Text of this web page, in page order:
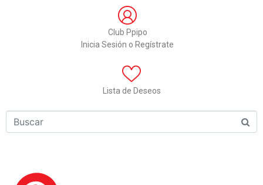
Club Ppipo
Inicia Sesión o Regístrate
Lista de Deseos